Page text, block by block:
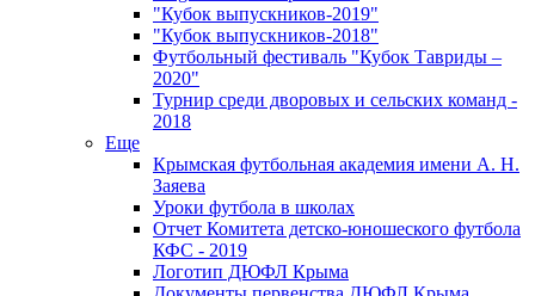
"Кубок выпускников-2019"
"Кубок выпускников-2018"
Футбольный фестиваль "Кубок Тавриды –
2020"
Турнир среди дворовых и сельских команд -
2018
Еще
Крымская футбольная академия имени А. Н.
Заяева
Уроки футбола в школах
Отчет Комитета детско-юношеского футбола
КФС - 2019
Логотип ДЮФЛ Крыма